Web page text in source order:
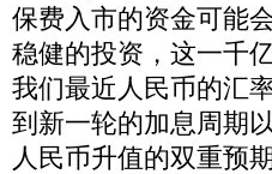
保费入市的资金可能
稳健的投资，这一千
我们最近人民币的汇
到新一轮的加息周期
人民币升值的双重预